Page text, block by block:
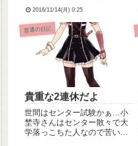
さて寝るか
2016/11/14(月) 0:25
普通の日記
貴重な2連休だよ
世間はセンター試験かぁ…小
埜寺さんはセンター散々で大
学落っこちた人なので苦い思